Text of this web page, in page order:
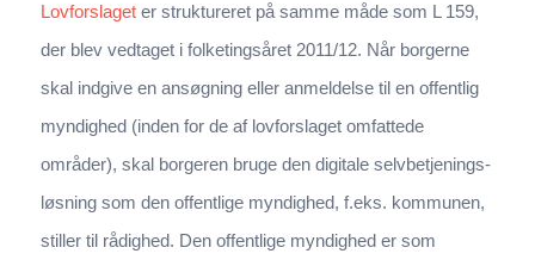
Lovforslageter struktureret på samme måde som L 159,
der blev vedtaget i folketingsåret 2011/12. Når borgerne
skal indgive en ansøgning eller anmeldelse til en offentlig
myndighed (inden for de af lovforslaget omfattede
områder), skal borgeren bruge den digitale selvbetjenings­
løsning som den offentlige myndighed, f.eks. kommunen,
stiller til rådighed. Den offentlige myndighed er som